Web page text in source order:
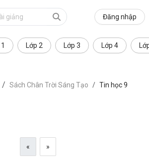
Đăng nhập
Lớp 2 Lớp 3 Lớp 4
Sách Chân Trời Sáng Tạo Tin học 9
« »